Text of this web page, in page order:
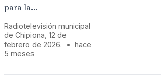
para la...
Radiotelevisión municipal
de Chipiona, 12 de
febrero de 2026.
•
hace
5 meses